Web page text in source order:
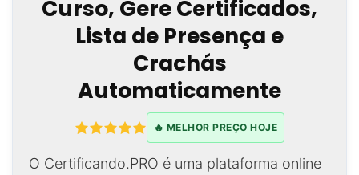
Curso, Gere Certificados,
Lista de Presença e
Crachás
Automaticamente
🔥 MELHOR PREÇO HOJE
O Certificando.PRO é uma plataforma online